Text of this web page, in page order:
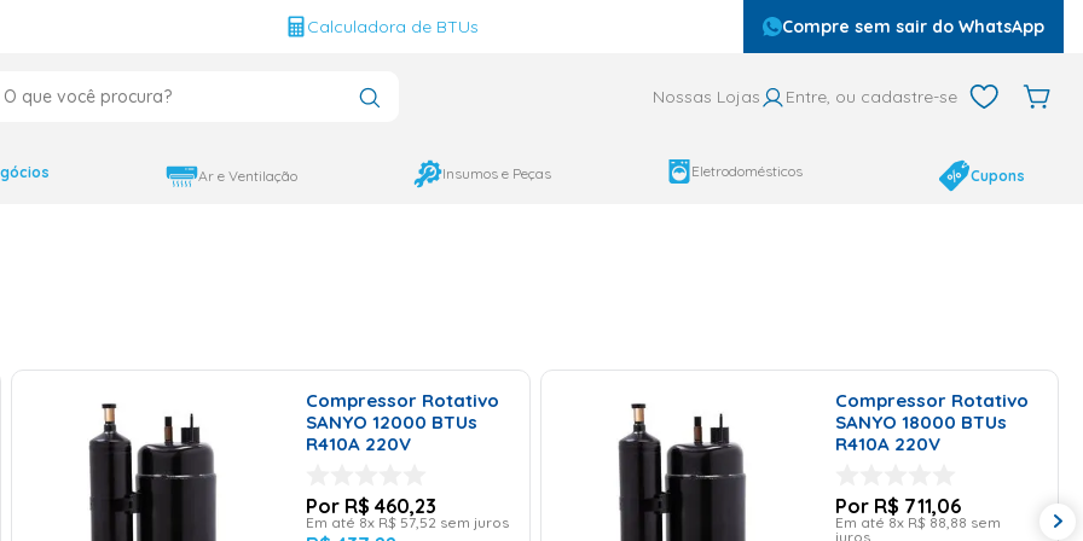
Calculadora de BTUs Compre sem sair do WhatsApp
Nossas Lojas Entre, ou cadastre-se
Ar e Ventilação Insumos e Peças Eletrodomésticos Cupons
Compressor Rotativo
SANYO 12000 BTUs
R410A 220V
R$ 460,23
Em até 8x R$ 57,52 sem juros
Compressor Rotativo
SANYO 18000 BTUs
R410A 220V
R$ 711,06
Em até 8x R$ 88,88 sem
juros